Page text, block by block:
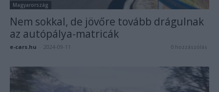
Magyarország
Nem sokkal, de jövőre tovább drágulnak
az autópálya-matricák
e-cars.hu 2024-09-11 0 hozzászólás